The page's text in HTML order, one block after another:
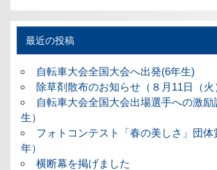
最近の投稿
自転車大会全国大会へ出発(6年生)
除草剤散布のお知らせ（８月11日（火
自転車大会全国大会出場選手への激
生）
フォトコンテスト「春の美しさ」団体
年）
横断幕を掲げました